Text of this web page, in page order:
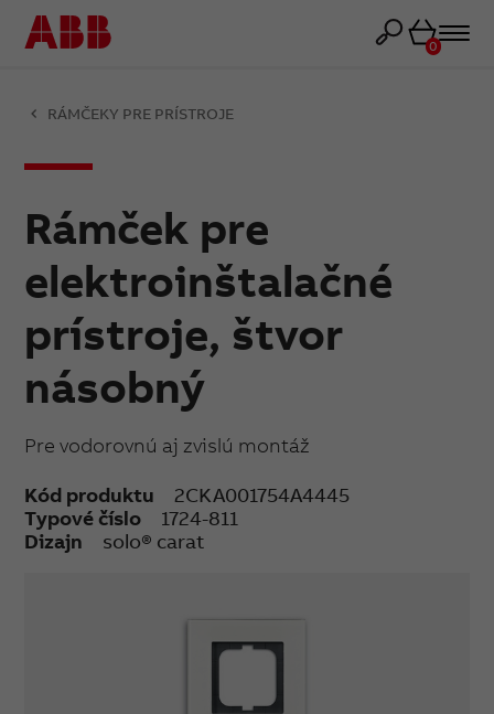
Košík
0
RÁMČEKY PRE PRÍSTROJE
Rámček pre
elektroinštalačné
prístroje, štvor
násobný
Pre vodorovnú aj zvislú montáž
Kód produktu
2CKA001754A4445
Typové číslo
1724-811
Dizajn
solo® carat